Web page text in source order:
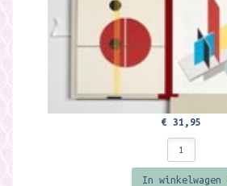
€ 31,95
In winkelwagen